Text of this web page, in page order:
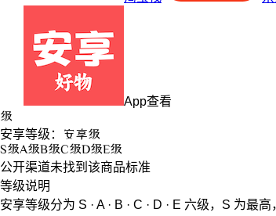
App查看
级
安享等级： 安享级
S级A级B级C级D级E级
公开渠道未找到该商品标准
等级说明
安享等级分为 S · A · B · C · D · E 六级， S 为最高